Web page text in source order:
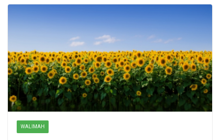
WALIMAH